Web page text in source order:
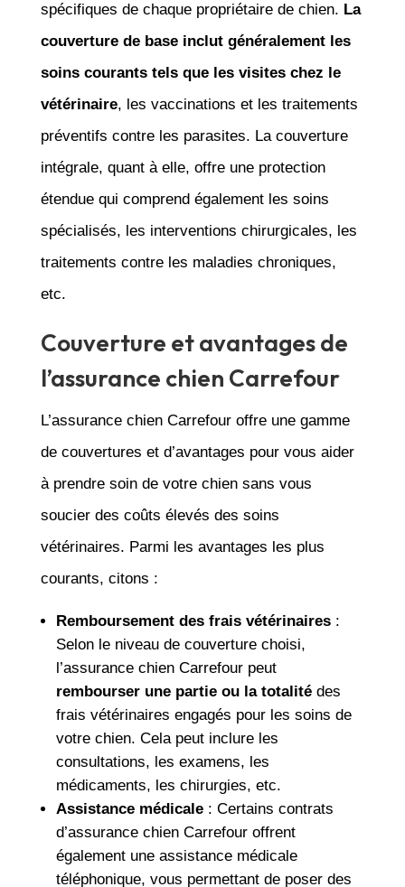
spécifiques de chaque propriétaire de chien. La
couverture de base inclut généralement les
soins courants tels que les visites chez le
vétérinaire, les vaccinations et les traitements
préventifs contre les parasites. La couverture
intégrale, quant à elle, offre une protection
étendue qui comprend également les soins
spécialisés, les interventions chirurgicales, les
traitements contre les maladies chroniques,
etc.
Couverture et avantages de
l’assurance chien Carrefour
L’assurance chien Carrefour offre une gamme
de couvertures et d’avantages pour vous aider
à prendre soin de votre chien sans vous
soucier des coûts élevés des soins
vétérinaires. Parmi les avantages les plus
courants, citons :
Remboursement des frais vétérinaires:
Selon le niveau de couverture choisi,
l’assurance chien Carrefour peut
rembourser une partie ou la totalitédes
frais vétérinaires engagés pour les soins de
votre chien. Cela peut inclure les
consultations, les examens, les
médicaments, les chirurgies, etc.
Assistance médicale : Certains contrats
d’assurance chien Carrefour offrent
également une assistance médicale
téléphonique, vous permettant de poser des